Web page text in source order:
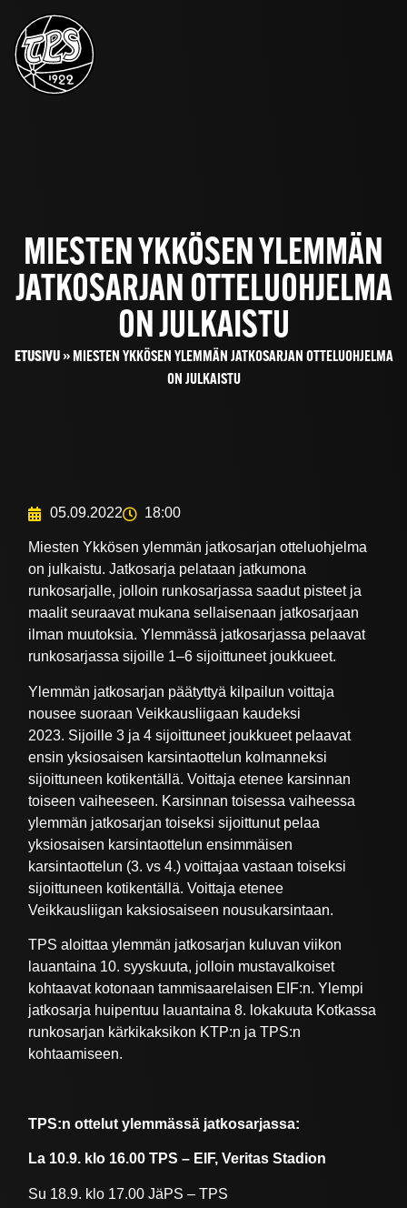
MIESTEN YKKÖSEN YLEMMÄN
JATKOSARJAN OTTELUOHJELMA
ON JULKAISTU
ETUSIVU» MIESTEN YKKÖSEN YLEMMÄN JATKOSARJAN OTTELUOHJELMA
ON JULKAISTU
05.09.2022 18:00
Miesten Ykkösen ylemmän jatkosarjan otteluohjelma
on julkaistu. Jatkosarja pelataan jatkumona
runkosarjalle, jolloin runkosarjassa saadut pisteet ja
maalit seuraavat mukana sellaisenaan jatkosarjaan
ilman muutoksia. Ylemmässä jatkosarjassa pelaavat
runkosarjassa sijoille 1–6 sijoittuneet joukkueet.
Ylemmän jatkosarjan päätyttyä kilpailun voittaja
nousee suoraan Veikkausliigaan kaudeksi
2023. Sijoille 3 ja 4 sijoittuneet joukkueet pelaavat
ensin yksiosaisen karsintaottelun kolmanneksi
sijoittuneen kotikentällä. Voittaja etenee karsinnan
toiseen vaiheeseen. Karsinnan toisessa vaiheessa
ylemmän jatkosarjan toiseksi sijoittunut pelaa
yksiosaisen karsintaottelun ensimmäisen
karsintaottelun (3. vs 4.) voittajaa vastaan toiseksi
sijoittuneen kotikentällä. Voittaja etenee
Veikkausliigan kaksiosaiseen nousukarsintaan.
TPS aloittaa ylemmän jatkosarjan kuluvan viikon
lauantaina 10. syyskuuta, jolloin mustavalkoiset
kohtaavat kotonaan tammisaarelaisen EIF:n. Ylempi
jatkosarja huipentuu lauantaina 8. lokakuuta Kotkassa
runkosarjan kärkikaksikon KTP:n ja TPS:n
kohtaamiseen.
TPS:n ottelut ylemmässä jatkosarjassa:
La 10.9. klo 16.00 TPS – EIF, Veritas Stadion
Su 18.9. klo 17.00 JäPS – TPS